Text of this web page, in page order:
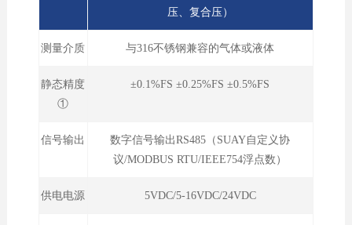
压、复合压）
测量介质 与316不锈钢兼容的气体或液体
静态精度
①
±0.1%FS ±0.25%FS ±0.5%FS
信号输出
数字信号输出RS485（SUAY自定义协
议/MODBUS RTU/IEEE754浮点数）
供电电源 5VDC/5-16VDC/24VDC